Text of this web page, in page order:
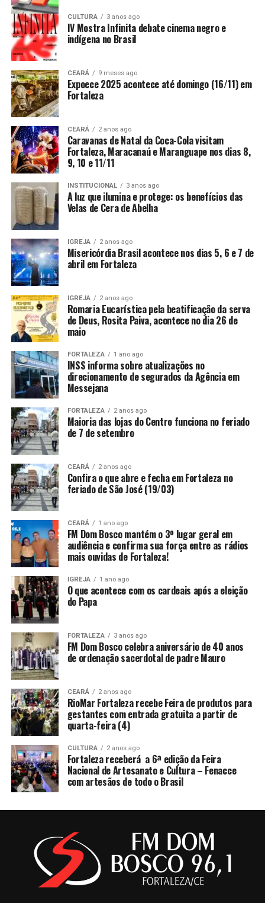
CULTURA 3 anos ago
IV Mostra Infinita debate cinema negro e
indígena no Brasil
CEARÁ 9 meses ago
Expoece 2025 acontece até domingo (16/11) em
Fortaleza
CEARÁ 2 anos ago
Caravanas de Natal da Coca-Cola visitam
Fortaleza, Maracanaú e Maranguape nos dias 8,
9, 10 e 11/11
INSTITUCIONAL 3 anos ago
A luz que ilumina e protege: os benefícios das
Velas de Cera de Abelha
IGREJA 2 anos ago
Misericórdia Brasil acontece nos dias 5, 6 e 7 de
abril em Fortaleza
IGREJA 2 anos ago
Romaria Eucarística pela beatificação da serva
de Deus, Rosita Paiva, acontece no dia 26 de
maio
FORTALEZA 1 ano ago
INSS informa sobre atualizações no
direcionamento de segurados da Agência em
Messejana
FORTALEZA 2 anos ago
Maioria das lojas do Centro funciona no feriado
de 7 de setembro
CEARÁ 2 anos ago
Confira o que abre e fecha em Fortaleza no
feriado de São José (19/03)
CEARÁ 1 ano ago
FM Dom Bosco mantém o 3º lugar geral em
audiência e confirma sua força entre as rádios
mais ouvidas de Fortaleza!
IGREJA 1 ano ago
O que acontece com os cardeais após a eleição
do Papa
FORTALEZA 3 anos ago
FM Dom Bosco celebra aniversário de 40 anos
de ordenação sacerdotal de padre Mauro
CEARÁ 2 anos ago
RioMar Fortaleza recebe Feira de produtos para
gestantes com entrada gratuita a partir de
quarta-feira (4)
CULTURA 2 anos ago
Fortaleza receberá a 6ª edição da Feira
Nacional de Artesanato e Cultura – Fenacce
com artesãos de todo o Brasil